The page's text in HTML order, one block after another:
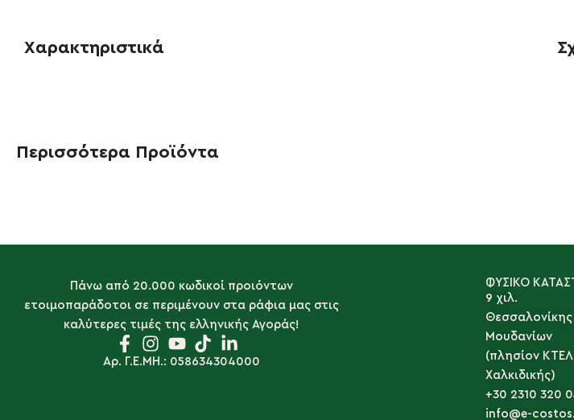
Χαρακτηριστικά
Περισσότερα Προϊόντα
Πάνω από 20.000 κωδικοί προιόντων
ετοιμοπαράδοτοι σε περιμένουν στα ράφια μας στις
καλύτερες τιμές της ελληνικής Αγοράς!
Αρ. Γ.Ε.ΜΗ.: 058634304000
ΦΥΣΙΚΟ
9 χιλ.
Μουδανίων
(πλησίον ΚΤΕΛ
Χαλκιδικής)
+30 2310 320
info@e-